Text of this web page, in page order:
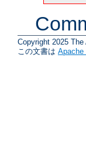
Copyright 2025 The
この文書は Apache